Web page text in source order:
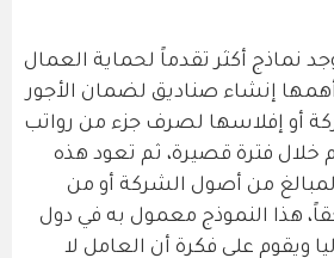
نماذج أكثر تقدماً لحماية العمال
إنشاء صناديق لضمان الأجور
أو إفلاسها لصرف جزء من رواتب
فترة قصيرة، ثم تعود هذه
من أصول الشركة أو من
هذا النموذج معمول به في دول
ويقوم على فكرة أن العامل لا